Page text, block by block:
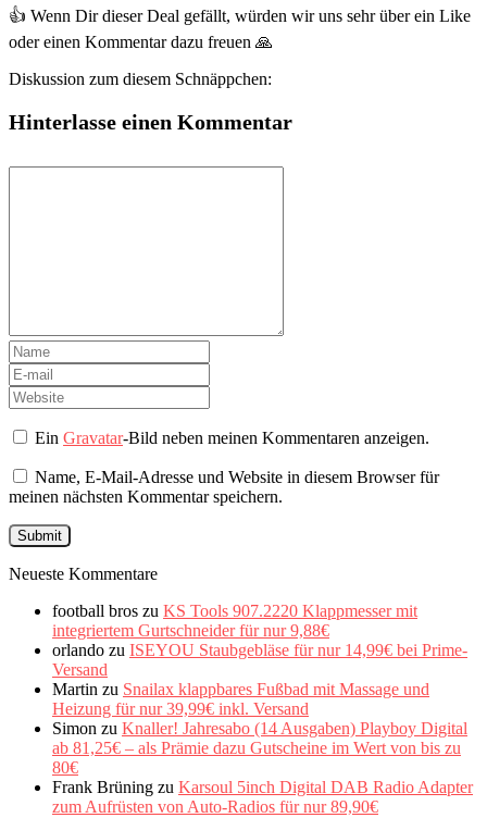
👍 Wenn Dir dieser Deal gefällt, würden wir uns sehr über ein Like
oder einen Kommentar dazu freuen 🙏
Diskussion zum diesem Schnäppchen:
Hinterlasse einen Kommentar
EinGravatar-Bild neben meinen Kommentaren anzeigen.
Name, E-Mail-Adresse und Website in diesem Browser für
meinen nächsten Kommentar speichern.
Neueste Kommentare
football bros zu KS Tools 907.2220 Klappmesser mit
integriertem Gurtschneider für nur 9,88€
orlando zu ISEYOU Staubgebläse für nur 14,99€ bei Prime-
Versand
Martin zu Snailax klappbares Fußbad mit Massage und
Heizung für nur 39,99€ inkl. Versand
Simon zu Knaller! Jahresabo (14 Ausgaben) Playboy Digital
ab 81,25€ – als Prämie dazu Gutscheine im Wert von bis zu
80€
Frank Brüning zu Karsoul 5inch Digital DAB Radio Adapter
zum Aufrüsten von Auto-Radios für nur 89,90€